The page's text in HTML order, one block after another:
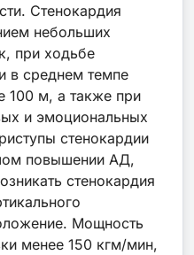
Стенокардия
небольших
при ходьбе
в среднем темпе
100 м, а также при
и эмоциональных
стенокардии
повышении АД,
стенокардия
Мощность
менее 150 кгм/мин,